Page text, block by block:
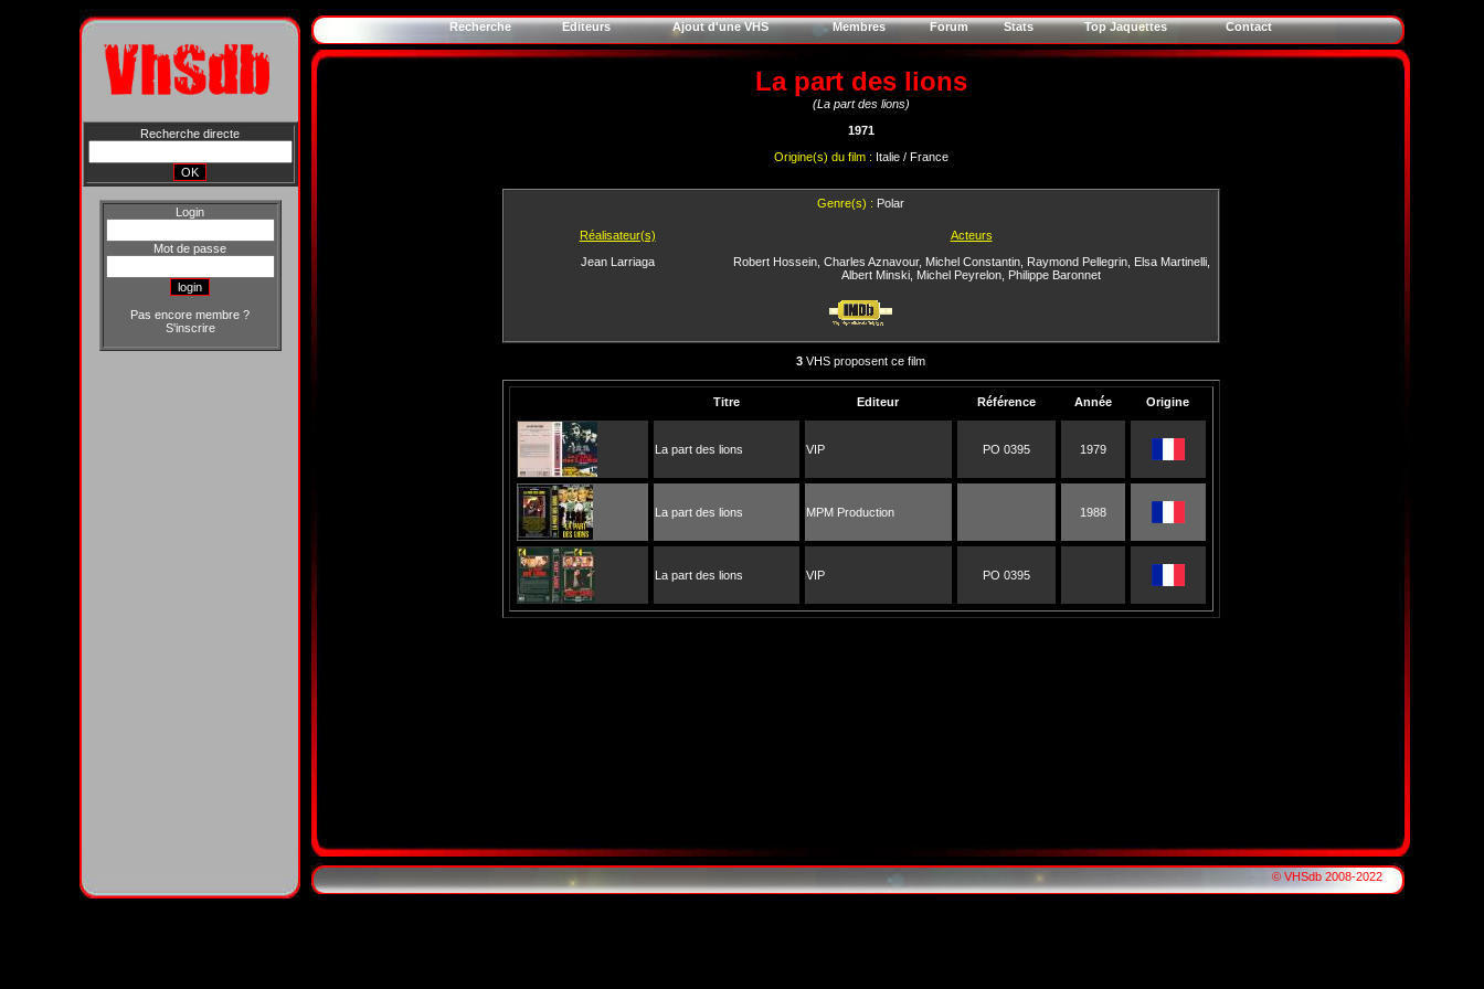
Recherche directe
Login
Mot de passe
Pas encore membre ?
S'inscrire
Recherche Editeurs Ajout d'une VHS Membres Forum Stats Top Jaquettes Contact
La part des lions
(La part des lions)
1971
Origine(s) du film : Italie / France
Genre(s) : Polar
Réalisateur(s)
Jean Larriaga
Acteurs
Robert Hossein, Charles Aznavour, Michel Constantin, Raymond Pellegrin, Elsa Martinelli,
Albert Minski Michel Peyrelon Philippe Baronnet
3 VHS proposent ce film
Titre Editeur Référence Année Origine
La part des lions VIP PO 0395 1979
La part des lions MPM Production 1988
La part des lions VIP PO 0395
© VHSdb 2008-2022